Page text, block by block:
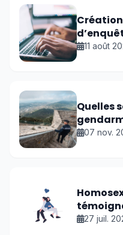
11 août
Quelles
07 nov.
27 juil.